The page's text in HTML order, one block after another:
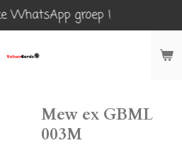
WhatsApp groep !
Mew ex GBML
003M